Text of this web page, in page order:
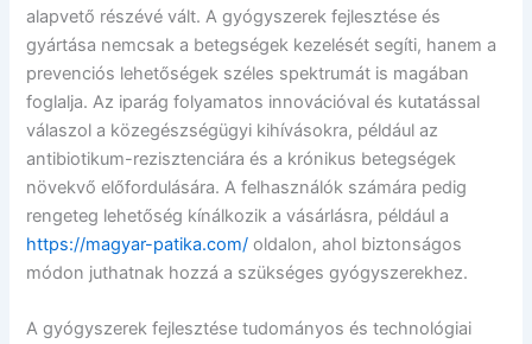
alapvető részévé vált. A gyógyszerek fejlesztése és
gyártása nemcsak a betegségek kezelését segíti, hanem a
prevenciós lehetőségek széles spektrumát is magában
foglalja. Az iparág folyamatos innovációval és kutatással
válaszol a közegészségügyi kihívásokra, például az
antibiotikum-rezisztenciára és a krónikus betegségek
növekvő előfordulására. A felhasználók számára pedig
rengeteg lehetőség kínálkozik a vásárlásra, például a
https://magyar-patika.com/ oldalon, ahol biztonságos
módon juthatnak hozzá a szükséges gyógyszerekhez.
A gyógyszerek fejlesztése tudományos és technológiai